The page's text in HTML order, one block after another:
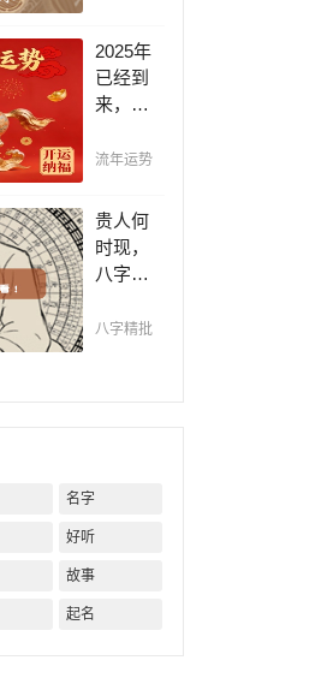
晓五
行，把
控起伏
波澜，
缺，助
一生！
2025年
已经到
来，如
把握先
吉避
凶，不
走弯
路，点
查看！
流年运势
贵人何
时现，
八字帮
平阴阳
八字精批
名字
好听
故事
起名